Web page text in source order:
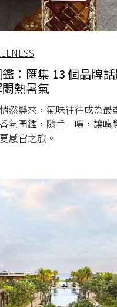
：匯集 13 個品牌
熱暑氣
然襲來，氣味往往成為最
氛圖鑑，隨手一噴，讓嗅
感官之旅。